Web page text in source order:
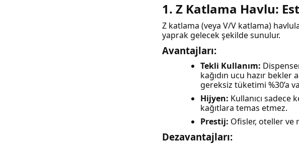
1. Z Katlama Havlu:
Z katlama (veya V/V katlama)
yaprak gelecek şekilde sunulur.
Avantajları:
Tekli Kullanım:
kağıdın ucu hazır bekler
gereksiz tüketimi %30’a
Hijyen: Kullanıcı sadece
kağıtlara temas etmez.
Prestij: Ofisler, oteller ve
Dezavantajları: